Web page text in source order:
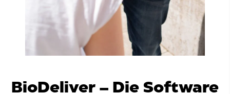
BioDeliver – Die Software